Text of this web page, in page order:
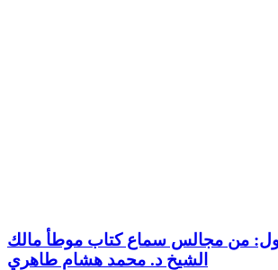
من مجالس سماع كتاب موطأ مالك
الشيخ د. محمد هشام طاهري